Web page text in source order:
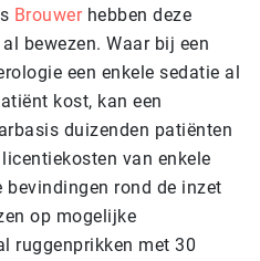
Brouwerhebben deze
bewezen. Waar bij een
een enkele sedatie al
kost, kan een
duizenden patiënten
van enkele
bevindingen rond de inzet
op mogelijke
ruggenprikken met 30